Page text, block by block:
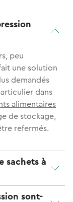
peu
une solution
demandés
dans
alimentaires
de stockage,
refermés.
sachets à
sont-